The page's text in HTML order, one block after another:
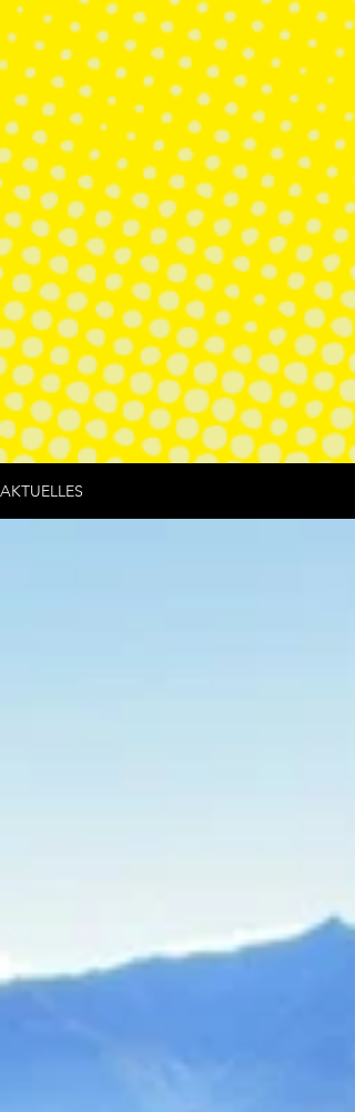
AKTUELLES